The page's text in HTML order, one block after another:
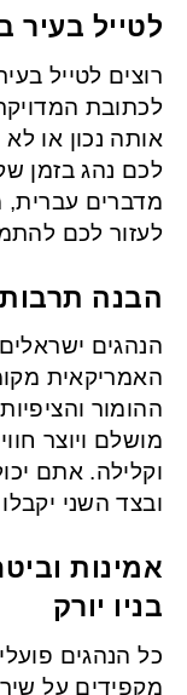
לטייל
רוצים לטייל
לכתובת
אותה נכון או
לכם נהג בזמן
מדברים עברית,
לעזור לכם
הבנה
הנהגים
האמריקאית
ההומור
מושלם ויוצר
וקלילה. אתם
ובצד השני
אמינות
בניו יורק
כל הנהגים
מקפידים על